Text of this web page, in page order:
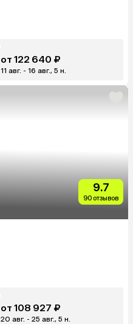
от 122 640 ₽
11 авг. - 16 авг., 5 н.
9.7
90 отзывов
от 108 927 ₽
20 авг. - 25 авг., 5 н.